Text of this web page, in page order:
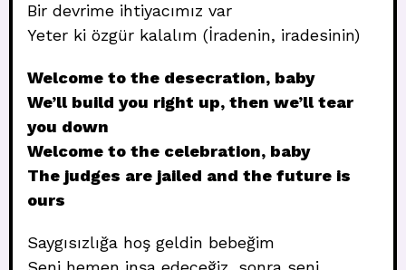
Bir devrime ihtiyacımız var
Yeter ki özgür kalalım (İradenin, iradesinin)
Welcome to the desecration, baby
We’ll build you right up, then we’ll tear
you down
Welcome to the celebration, baby
The judges are jailed and the future is
ours
Saygısızlığa hoş geldin bebeğim